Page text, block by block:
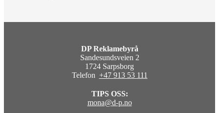
DP Reklamebyrå
Sandesundsveien 2
1724 Sarpsborg
Telefon +47 913 53 111
TIPS OSS:
mona@d-p.no